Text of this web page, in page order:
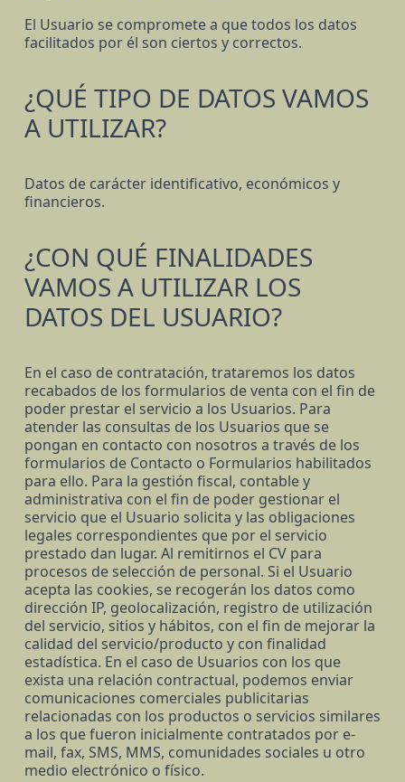
El Usuario se compromete a que todos los datos
facilitados por él son ciertos y correctos.
¿QUÉ TIPO DE DATOS VAMOS
A UTILIZAR?
Datos de carácter identificativo, económicos y
financieros.
¿CON QUÉ FINALIDADES
VAMOS A UTILIZAR LOS
DATOS DEL USUARIO?
En el caso de contratación, trataremos los datos
recabados de los formularios de venta con el fin de
poder prestar el servicio a los Usuarios. Para
atender las consultas de los Usuarios que se
pongan en contacto con nosotros a través de los
formularios de Contacto o Formularios habilitados
para ello. Para la gestión fiscal, contable y
administrativa con el fin de poder gestionar el
servicio que el Usuario solicita y las obligaciones
legales correspondientes que por el servicio
prestado dan lugar. Al remitirnos el CV para
procesos de selección de personal. Si el Usuario
acepta las cookies, se recogerán los datos como
dirección IP, geolocalización, registro de utilización
del servicio, sitios y hábitos, con el fin de mejorar la
calidad del servicio/producto y con finalidad
estadística. En el caso de Usuarios con los que
exista una relación contractual, podemos enviar
comunicaciones comerciales publicitarias
relacionadas con los productos o servicios similares
a los que fueron inicialmente contratados por e-
mail, fax, SMS, MMS, comunidades sociales u otro
medio electrónico o físico.